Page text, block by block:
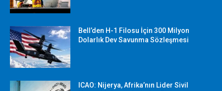
Bell’den H-1 Filosu İçin 300 Milyon
Dolarlık Dev Savunma Sözleşmesi
ICAO: Nijerya, Afrika’nın Lider Sivil